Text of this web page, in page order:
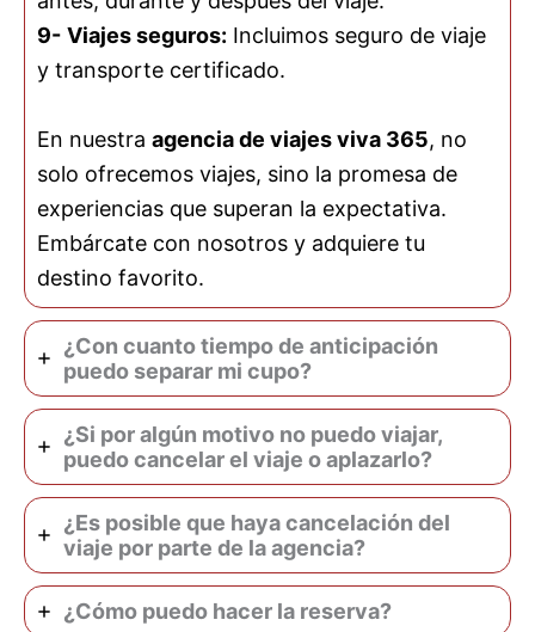
9- Viajes seguros: Incluimos seguro de viaje
y transporte certificado.
En nuestra agencia de viajes viva 365, no
solo ofrecemos viajes, sino la promesa de
experiencias que superan la expectativa.
Embárcate con nosotros y adquiere tu
destino favorito.
¿Con cuanto tiempo de anticipación
puedo separar mi cupo?
¿Si por algún motivo no puedo viajar,
puedo cancelar el viaje o aplazarlo?
¿Es posible que haya cancelación del
viaje por parte de la agencia?
¿Cómo puedo hacer la reserva?